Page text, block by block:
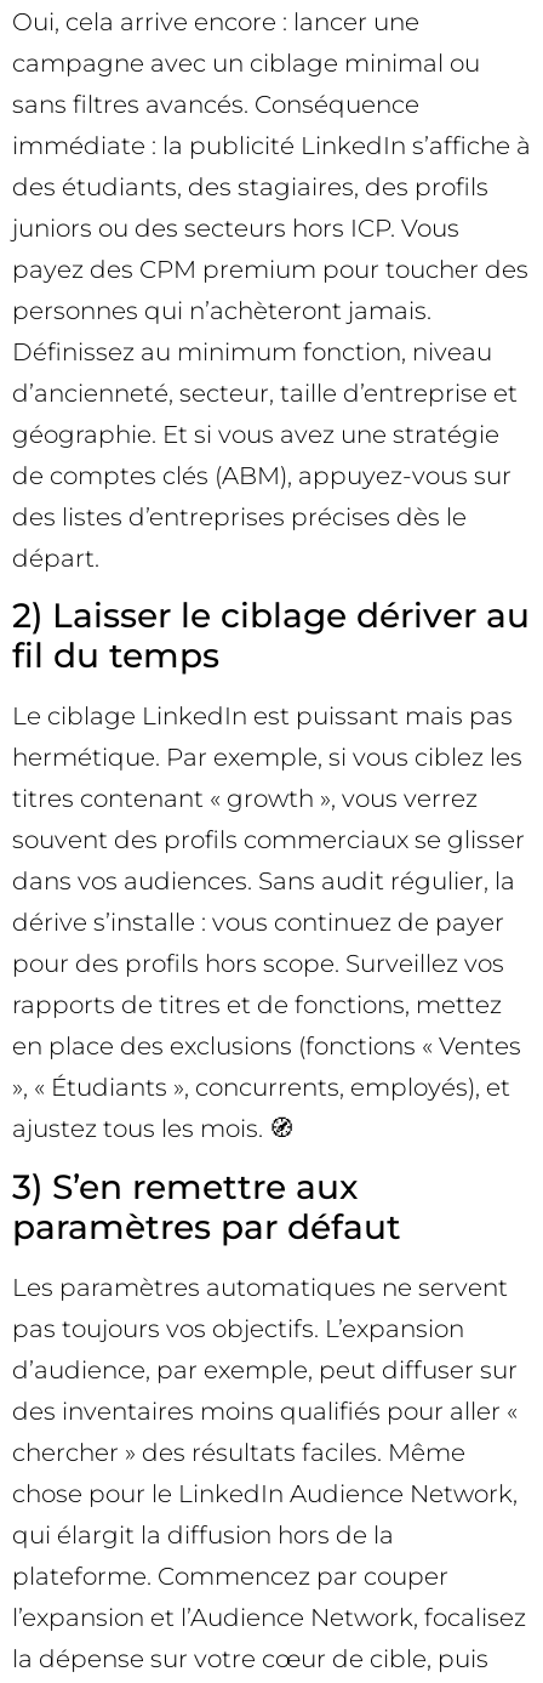
Oui, cela arrive encore : lancer une
campagne avec un ciblage minimal ou
sans filtres avancés. Conséquence
immédiate : la publicité LinkedIn s’affiche à
des étudiants, des stagiaires, des profils
juniors ou des secteurs hors ICP. Vous
payez des CPM premium pour toucher des
personnes qui n’achèteront jamais.
Définissez au minimum fonction, niveau
d’ancienneté, secteur, taille d’entreprise et
géographie. Et si vous avez une stratégie
de comptes clés (ABM), appuyez-vous sur
des listes d’entreprises précises dès le
départ.
2) Laisser le ciblage dériver au
fil du temps
Le ciblage LinkedIn est puissant mais pas
hermétique. Par exemple, si vous ciblez les
titres contenant « growth », vous verrez
souvent des profils commerciaux se glisser
dans vos audiences. Sans audit régulier, la
dérive s’installe : vous continuez de payer
pour des profils hors scope. Surveillez vos
rapports de titres et de fonctions, mettez
en place des exclusions (fonctions « Ventes
», « Étudiants », concurrents, employés), et
ajustez tous les mois. 🧭
3) S’en remettre aux
paramètres par défaut
Les paramètres automatiques ne servent
pas toujours vos objectifs. L’expansion
d’audience, par exemple, peut diffuser sur
des inventaires moins qualifiés pour aller «
chercher » des résultats faciles. Même
chose pour le LinkedIn Audience Network,
qui élargit la diffusion hors de la
plateforme. Commencez par couper
l’expansion et l’Audience Network, focalisez
la dépense sur votre cœur de cible, puis